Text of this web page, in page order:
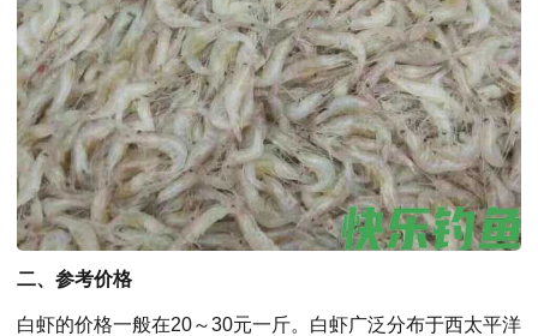
二、参考价格
白虾的价格一般在20～30元一斤。白虾广泛分布于西太平洋